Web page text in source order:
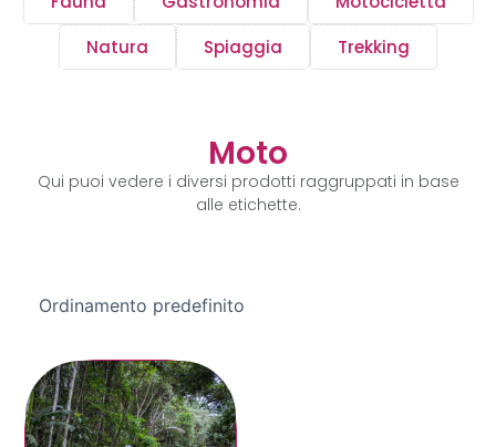
Natura
Spiaggia Trekking
Moto
Qui puoi vedere i diversi prodotti raggruppati in base
alle etichette.